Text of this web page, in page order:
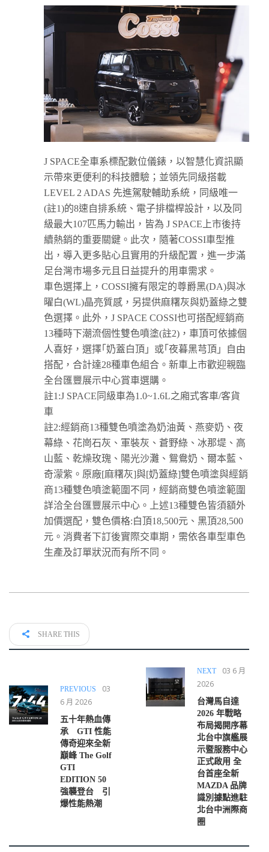
J SPACE全車系標配數位儀錶，以智慧化資訊顯
示帶來更便利的科技體驗；並領先同級搭載
LEVEL 2 ADAS 先進駕駛輔助系統，同級唯一
(註1)的8速自排系統、電子排檔桿設計，以及同
級最大107匹馬力輸出，皆為 J SPACE上市後持
續熱銷的重要關鍵。此次，隨著COSSI車型推
出，導入更多貼心且實用的升級配置，進一步滿
足台灣市場多元且日益提升的用車需求。
車色選擇上，COSSI擁有限定的尊爵黑(DA)與冰
曜白(WL)晶亮質感，另提供麻糬灰與奶蓋綠之雙
色選擇。此外，J SPACE COSSI也可搭配經銷商
13種時下潮流個性雙色噴塗(註2)，車頂可依據個
人喜好，選擇｢奶蓋白頂」或｢夜暮黑芎頂」自由
搭配，合計達28種車色組合。新車上市歡迎親臨
全台匯豐展示中心賞車選購。
註1:J SPACE同級車為1.0~1.6L之廂式客車/客貨
車
註2:經銷商13種雙色噴塗為奶油黃、燕麥奶、夜
幕綠、花崗石灰、軍裝灰、蒼野綠、冰那堤、高
山藍、乾燥玫瑰、陽光沙灘、鴛鴦奶、爾本藍、
奇濛紫。原廠[麻糬灰]與[奶蓋綠]雙色噴塗與經銷
商13種雙色噴塗範圍不同，經銷商雙色噴塗範圍
詳洽全台匯豐展示中心。上述13種雙色皆須額外
加價選配，雙色價格:白頂18,500元、黑頂28,500
元。消費者下訂後實際交車期，需依各車型車色
生產及訂單狀況而有所不同。
SHARE THIS
PREVIOUS
03
6 月 2026
五十年熱血傳
承 GTI 性能
傳奇迎來全新
巔峰 The Golf
GTI
EDITION 50
強襲登台 引
爆性能熱潮
NEXT
03 6 月
2026
台灣馬自達
2026 年戰略
布局揭開序幕
北台中旗艦展
示暨服務中心
正式啟用 全
台首座全新
MAZDA 品牌
識別據點進駐
北台中洲際商
圈